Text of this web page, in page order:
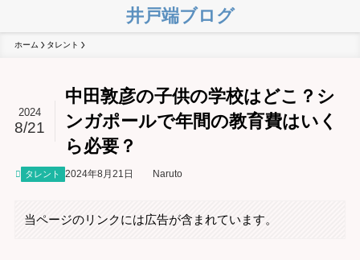
井戸端ブログ
ホーム タレント
中田敦彦の子供の学校はどこ？シ
ンガポールで年間の教育費はいく
ら必要？
2024
8/21
タレント 2024年8月21日 Naruto
当ページのリンクには広告が含まれています。